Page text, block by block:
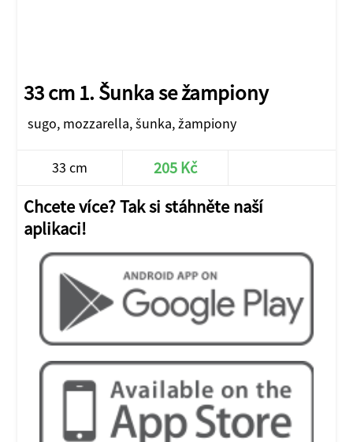
33 cm 1. Šunka se žampiony
sugo, mozzarella, šunka, žampiony
33 cm 205 Kč
Chcete více? Tak si stáhněte naší
aplikaci!